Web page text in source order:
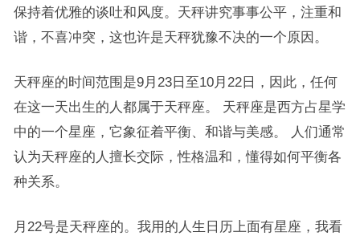
保持着优雅的谈吐和风度。天秤讲究事事公平，注重和
谐，不喜冲突，这也许是天秤犹豫不决的一个原因。
天秤座的时间范围是9月23日至10月22日，因此，任何
在这一天出生的人都属于天秤座。 天秤座是西方占星学
中的一个星座，它象征着平衡、和谐与美感。 人们通常
认为天秤座的人擅长交际，性格温和，懂得如何平衡各
种关系。
月22号是天秤座的。我用的人生日历上面有星座，我看